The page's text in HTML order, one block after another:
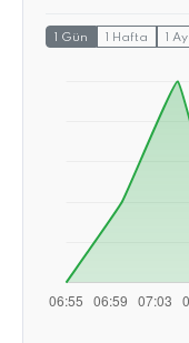
1 Gün 1 Hafta 1 Ay